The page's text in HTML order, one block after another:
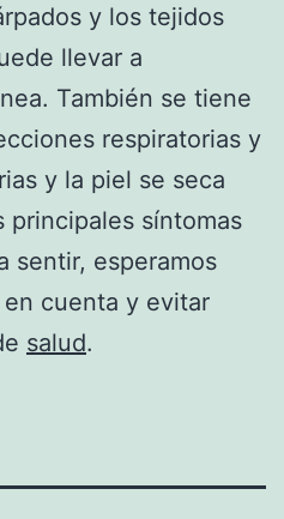
y los tejidos
llevar a
También se tiene
respiratorias y
y la piel se seca
principales síntomas
sentir, esperamos
cuenta y evitar
salud.